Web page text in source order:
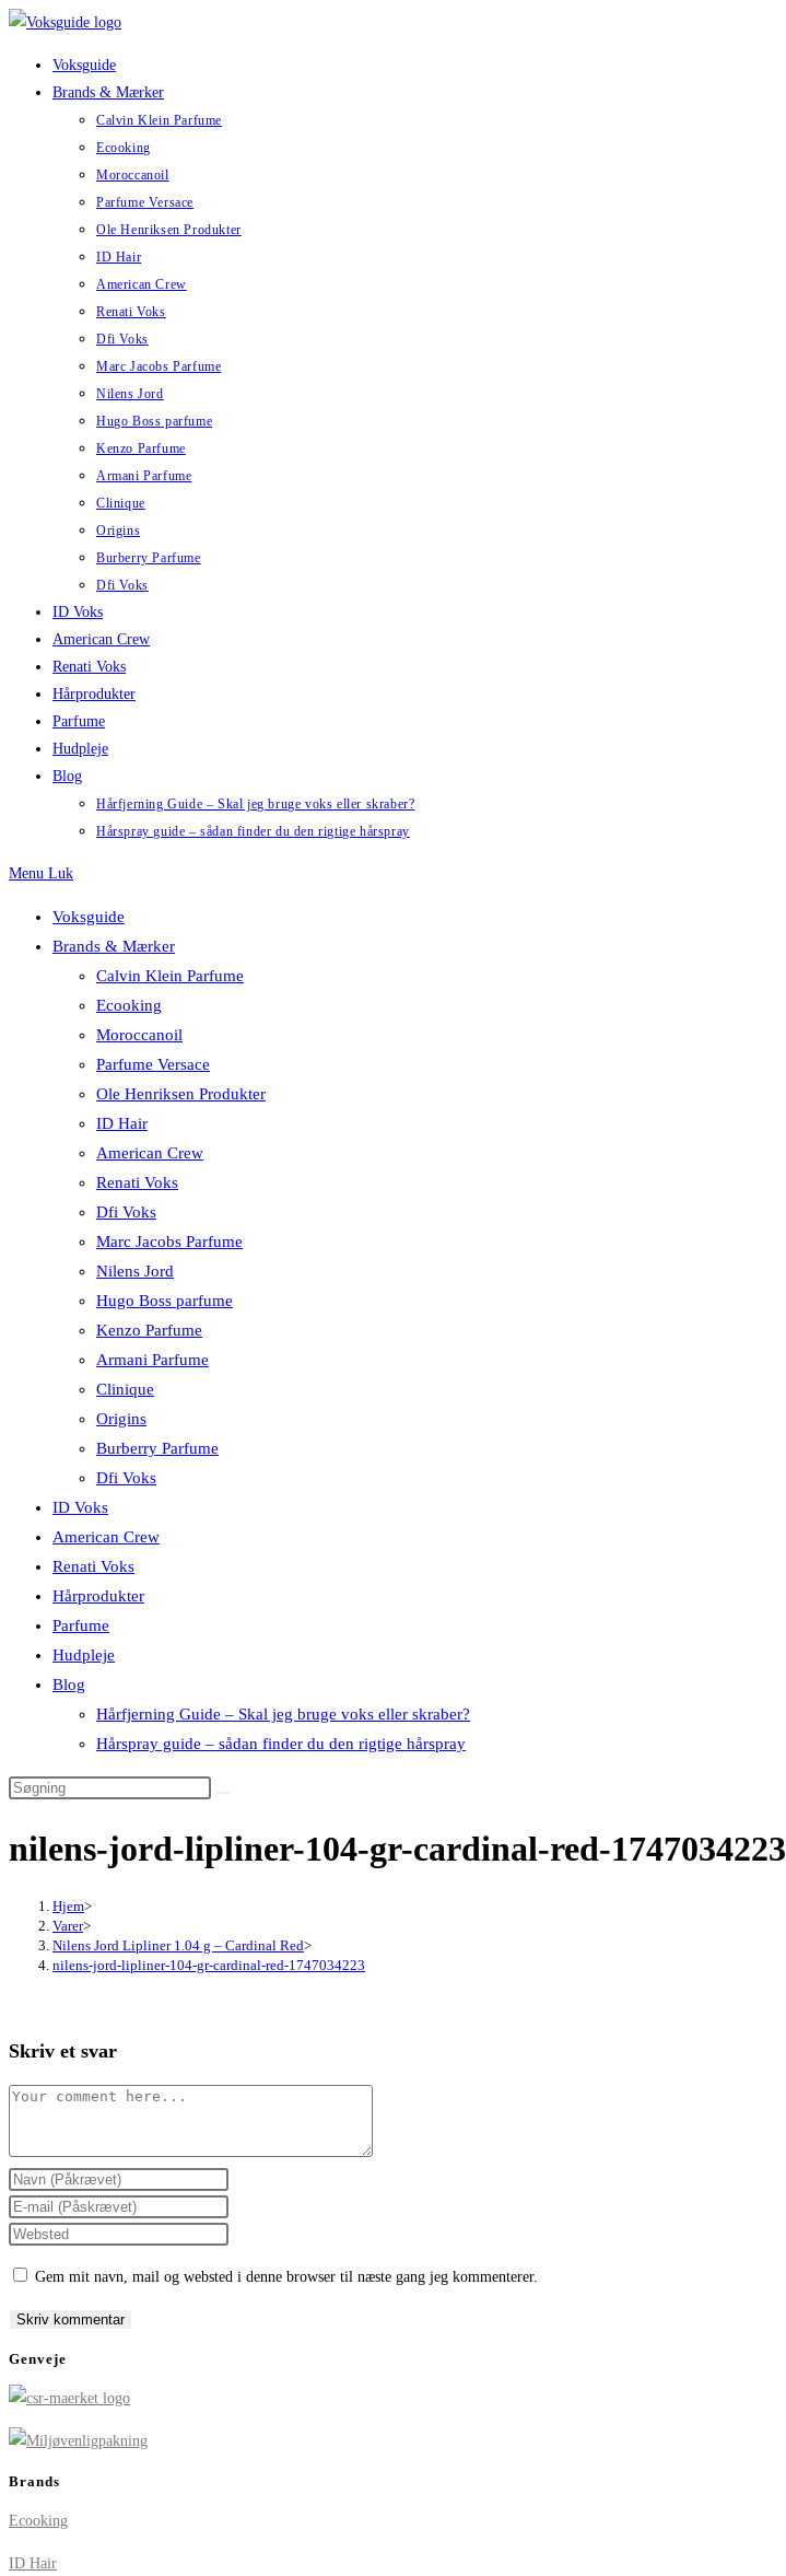
Skip
Voksguide
Brands & Mærker
Calvin Klein Parfume
Ecooking
Moroccanoil
Parfume Versace
Ole Henriksen Produkter
ID Hair
American Crew
Renati Voks
Dfi Voks
Marc Jacobs Parfume
Nilens Jord
Hugo Boss parfume
Kenzo Parfume
Armani Parfume
Clinique
Origins
Burberry Parfume
Dfi Voks
ID Voks
American Crew
Renati Voks
Hårprodukter
Parfume
Hudpleje
Blog
Hårfjerning Guide – Skal jeg bruge voks eller skraber?
Hårspray guide – sådan finder du den rigtige hårspray
Menu Luk
Voksguide
Brands & Mærker
Calvin Klein Parfume
Ecooking
Moroccanoil
Parfume Versace
Ole Henriksen Produkter
ID Hair
American Crew
Renati Voks
Dfi Voks
Marc Jacobs Parfume
Nilens Jord
Hugo Boss parfume
Kenzo Parfume
Armani Parfume
Clinique
Origins
Burberry Parfume
Dfi Voks
ID Voks
American Crew
Renati Voks
Hårprodukter
Parfume
Hudpleje
Blog
Hårfjerning Guide – Skal jeg bruge voks eller skraber?
Hårspray guide – sådan finder du den rigtige hårspray
nilens-jord-lipliner-104-gr-cardinal-red-1747034223
Hjem>
Varer>
Nilens Jord Lipliner 1.04 g – Cardinal Red>
nilens-jord-lipliner-104-gr-cardinal-red-1747034223
Skriv et svar
Comment
Enter
your
name
to
Enter
your
to
Enter
URL
Gem mit navn, mail og websted i denne browser til næste gang jeg kommenterer.
Genveje
Brands
Ecooking
ID Hair